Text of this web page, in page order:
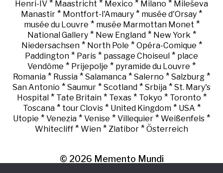
Henri-IV * Maastricht * Mexico * Milano * Mileševa
Manastir * Montfort-l'Amaury * musée d'Orsay *
musée du Louvre * musée Marmottan Monet *
National Gallery* New England* New York *
Niedersachsen* North Pole * Opéra-Comique *
Paddington * Paris * passage Choiseul * place
Vendôme * Prijepolje * pyramide du Louvre *
Romania * Russia * Salamanca * Salerno * Salzburg *
San Antonio * Saumur * Scotland * Srbija * St. Mary's
Hospital* Tate Britain* Texas* Tokyo * Toronto *
Toscana* tour Clovis* United Kingdom* USA *
Utopie * Venezia * Venise * Villequier * Weißenfels *
Whitecliff * Wien * Zlatibor * Österreich
© 2026 Memento Mundi